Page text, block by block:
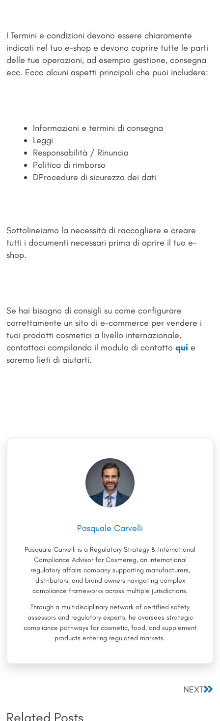
I Termini e condizioni devono essere chiaramente
indicati nel tuo e-shop e devono coprire tutte le parti
delle tue operazioni, ad esempio gestione, consegna
ecc. Ecco alcuni aspetti principali che puoi includere:
Informazioni e termini di consegna
Leggi
Responsabilità / Rinuncia
Politica di rimborso
DProcedure di sicurezza dei dati
Sottolineiamo la necessità di raccogliere e creare
tutti i documenti necessari prima di aprire il tuo e-
shop.
Se hai bisogno di consigli su come configurare
correttamente un sito di e-commerce per vendere i
tuoi prodotti cosmetici a livello internazionale,
contattaci compilando il modulo di contattoqui e
saremo lieti di aiutarti.
Pasquale Carvelli
Pasquale Carvelli is a Regulatory Strategy & International
Compliance Advisor for Cosmereg, an international
regulatory affairs company supporting manufacturers,
distributors, and brand owners navigating complex
compliance frameworks across multiple jurisdictions.
Through a multidisciplinary network of certified safety
assessors and regulatory experts, he oversees strategic
compliance pathways for cosmetic, food, and supplement
products entering regulated markets.
NEXT
Related Posts